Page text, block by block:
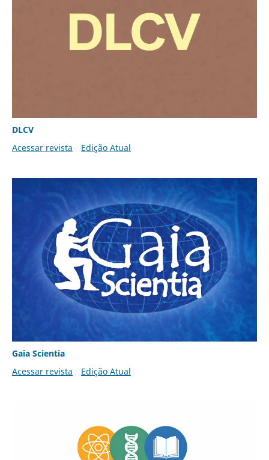
DLCV
Acessar revista
Edição Atual
Gaia Scientia
Acessar revista
Edição Atual